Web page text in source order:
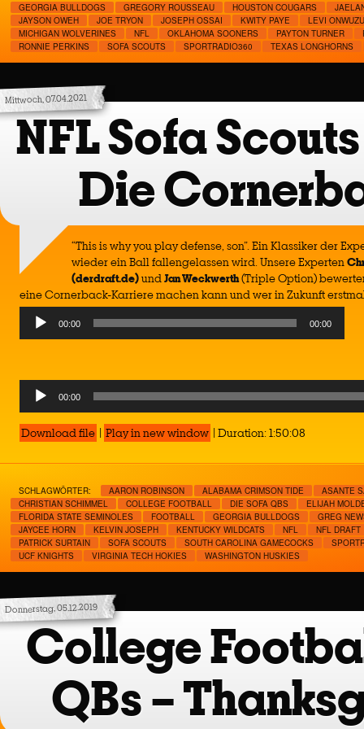
GEORGIA BULLDOGS
GREGORY ROUSSEAU HOUSTON COUGARS
JAYSON OWEH
JOE TRYON JOSEPH OSSAI KWITY PAYE
LEVI
MICHIGAN WOLVERINES
NFL OKLAHOMA SOONERS PAYTON TURNER
RONNIE PERKINS
SOFA SCOUTS SPORTRADIO360 TEXAS LONGHORNS
Mittwoch, 07.04.2021
NFL Sofa
Die
“This is why you play defense, son”. Ein Klassiker der
wieder ein Ball fallengelassen wird. Unsere Experten
(derdraft.de)undJan Weckwerth(Triple Option)
eine Cornerback-Karriere machen kann und wer in Zukunft
Audio
Player
00:00 00:00
Audio
Player
00:00
Download file | Play in new window | Duration: 1:50:08
SCHLAGWÖRTER: AARON ROBINSON ALABAMA CRIMSON TIDE
ASANTE
CHRISTIAN SCHIMMEL
COLLEGE FOOTBALL DIE SOFA QBS
ELIJAH
FLORIDA STATE SEMINOLES
FOOTBALL GEORGIA BULLDOGS
GREG
JAYCEE HORN
KELVIN JOSEPH KENTUCKY WILDCATS NFL
NFL DRAFT
PATRICK SURTAIN
SOFA SCOUTS SOUTH CAROLINA GAMECOCKS
UCF KNIGHTS
VIRGINIA TECH HOKIES WASHINGTON HUSKIES
Donnerstag, 05.12.2019
College
QBs –